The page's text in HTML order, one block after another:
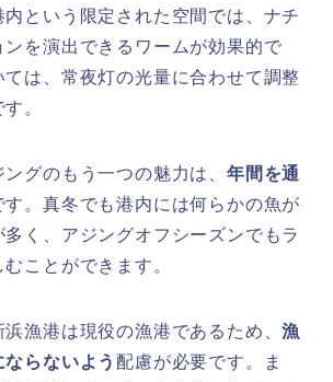
という限定された空間では、ナチ
ンを演出できるワームが効果的で
は、常夜灯の光量に合わせて調整
。
グのもう一つの魅力は、 年間を通
す。真冬でも港内には何らかの魚が
く、アジングオフシーズンでもラ
ことができます。
漁港は現役の漁港であるため、漁
らないよう 配慮が必要です。ま